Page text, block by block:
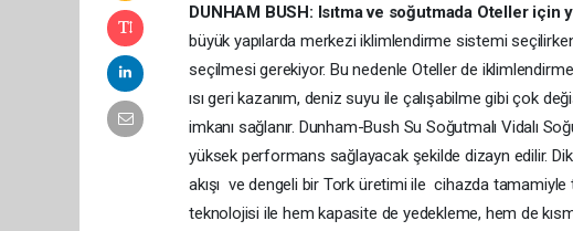
DUNHAM BUSH: Isıtma ve soğutmada Oteller
büyük yapılarda merkezi iklimlendirme sistemi
seçilmesi gerekiyor. Bu nedenle Oteller de
ısı geri kazanım, deniz suyu ile çalışabilme gibi çok
imkanı sağlanır. Dunham-Bush Su Soğutmalı Vidalı
yüksek performans sağlayacak şekilde dizayn edilir.
akışı ve dengeli bir Tork üretimi ile cihazda
teknolojisi ile hem kapasite de yedekleme, hem de